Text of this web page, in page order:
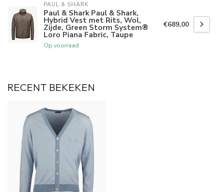
PAUL & SHARK
Paul & Shark Paul & Shark,
Hybrid Vest met Rits, Wol,
Zijde, Green Storm System®
Loro Piana Fabric, Taupe
Op voorraad
€689,00
RECENT BEKEKEN